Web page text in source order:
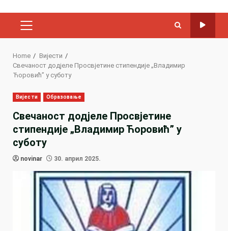
PRIMARY
Home
Вијести
Свечаност додјеле Просвјетине стипендије „Владимир
Ћоровић” у суботу
Вијести Образовање
Свечаност додјеле Просвјетине
стипендије „Владимир Ћоровић” у
суботу
novinar 30. април 2025.